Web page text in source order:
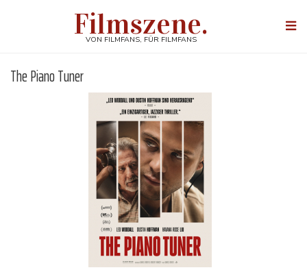
Filmszene.
VON FILMFANS, FÜR FILMFANS
The Piano Tuner